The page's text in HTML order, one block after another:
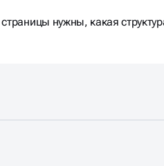
нужны, какая